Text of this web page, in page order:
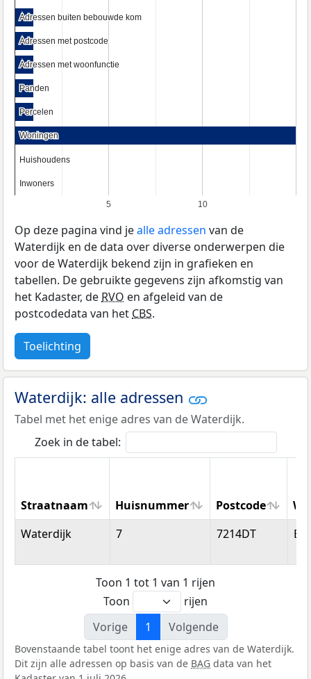
5 10
Adressen buiten bebouwde kom
Adressen buiten bebouwde kom
Adressen met postcode
Adressen met postcode
Adressen met woonfunctie
Adressen met woonfunctie
Panden
Panden
Percelen
Percelen
Woningen
Woningen
Huishoudens
Huishoudens
Inwoners
Inwoners
Op deze pagina vind jealle adressen van de
Waterdijk en de data over diverse onderwerpen die
voor de Waterdijk bekend zijn in grafieken en
tabellen. De gebruikte gegevens zijn afkomstig van
het Kadaster, deRVO en afgeleid van de
postcodedata van hetCBS.
Toelichting
Waterdijk: alle adressen
Tabel met het enige adres van de Waterdijk.
Zoek in de tabel:
Straatnaam Huisnummer Postcode
Straatnaam
Huisnummer Postcode
Waterdijk 7 7214DT
Toon 1 tot 1 van 1 rijen
Toon
rijen
Vorige
1 Volgende
Bovenstaande tabel toont het enige adres van de Waterdijk.
Dit zijn alle adressen op basis van de BAG data van het